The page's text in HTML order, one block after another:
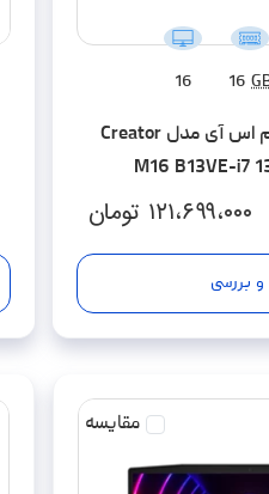
16
16
لپ تاپ 16 اینچی ام اس آی مدل Creator
M16 B13VE-i7
۱۲۱،۶۹۹،۰۰۰ تومان
و بررسی
مقایسه